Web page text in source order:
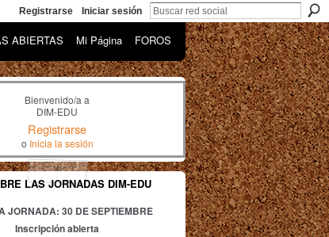
Registrarse Iniciar sesión
ABIERTAS Mi Página FOROS
Bienvenido/a a
DIM-EDU
Registrarse
o Inicia la sesión
LAS JORNADAS DIM-EDU
JORNADA: 30 DE SEPTIEMBRE
Inscripción abierta